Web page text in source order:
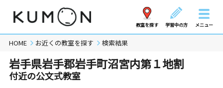
教室を探す 学習中の方 メニュー
HOME お近くの教室を探す 検索結果
岩手県岩手郡岩手町沼宮内第１地割
付近の公文式教室